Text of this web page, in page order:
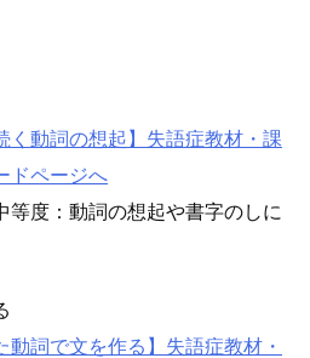
く動詞の想起】失語症教材・課
ドページへ
等度：動詞の想起や書字のしに
動詞で文を作る】失語症教材・